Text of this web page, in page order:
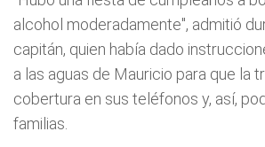
alcohol moderadamente", admitió
capitán, quien había dado
a las aguas de Mauricio para que la
cobertura en sus teléfonos y, así,
familias.